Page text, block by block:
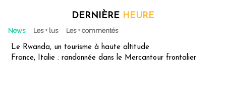
DERNIÈRE HEURE
News Les + lus Les + commentés
Le Rwanda, un tourisme à haute altitude
France, Italie : randonnée dans le Mercantour frontalier